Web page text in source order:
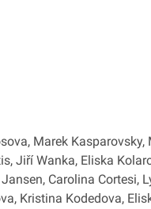
Marek
Jiří Wanka, Eliska
Carolina Cortesi,
Kristina Kodedova,